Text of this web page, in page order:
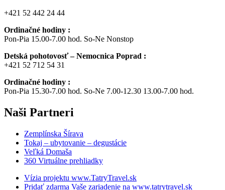
+421 52 442 24 44
Ordinačné hodiny :
Pon-Pia 15.00-7.00 hod. So-Ne Nonstop
Detská pohotovosť – Nemocnica Poprad :
+421 52 712 54 31
Ordinačné hodiny :
Pon-Pia 15.30-7.00 hod. So-Ne 7.00-12.30 13.00-7.00 hod.
Naši Partneri
Zemplínska Šírava
Tokaj – ubytovanie – degustácie
Veľká Domaša
360 Virtuálne prehliadky
Vízia projektu www.TatryTravel.sk
Pridať zdarma Vaše zariadenie na www.tatrytravel.sk